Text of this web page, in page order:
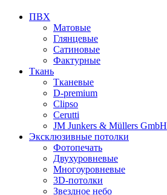
ПВХ
Матовые
Глянцевые
Сатиновые
Фактурные
Ткань
Тканевые
D-premium
Clipso
Cerutti
JM Junkers & Müllers GmbH
Эксклюзивные потолки
Фотопечать
Двухуровневые
Многоуровневые
3D-потолки
Звездное небо